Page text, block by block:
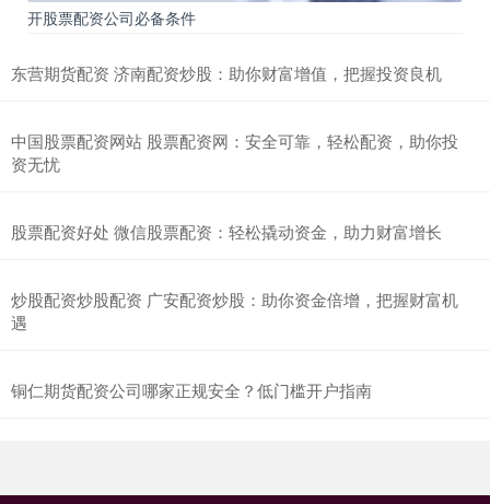
开股票配资公司必备条件
东营期货配资 济南配资炒股：助你财富增值，把握投资良机
中国股票配资网站 股票配资网：安全可靠，轻松配资，助你投
资无忧
股票配资好处 微信股票配资：轻松撬动资金，助力财富增长
炒股配资炒股配资 广安配资炒股：助你资金倍增，把握财富机
遇
铜仁期货配资公司哪家正规安全？低门槛开户指南